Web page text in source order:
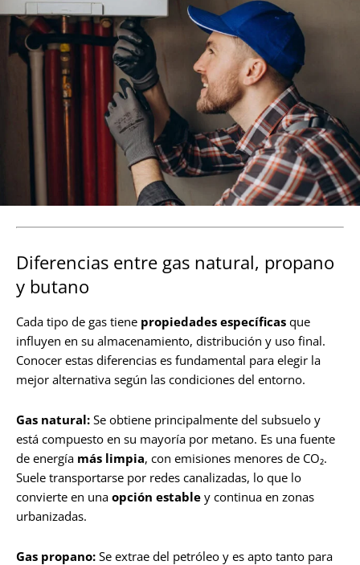
Diferencias entre gas natural, propano
y butano
Cada tipo de gas tiene propiedades específicas que
influyen en su almacenamiento, distribución y uso final.
Conocer estas diferencias es fundamental para elegir la
mejor alternativa según las condiciones del entorno.
Gas natural: Se obtiene principalmente del subsuelo y
está compuesto en su mayoría por metano. Es una fuente
de energía más limpia, con emisiones menores de CO₂.
Suele transportarse por redes canalizadas, lo que lo
convierte en una opción estable y continua en zonas
urbanizadas.
Gas propano: Se extrae del petróleo y es apto tanto para